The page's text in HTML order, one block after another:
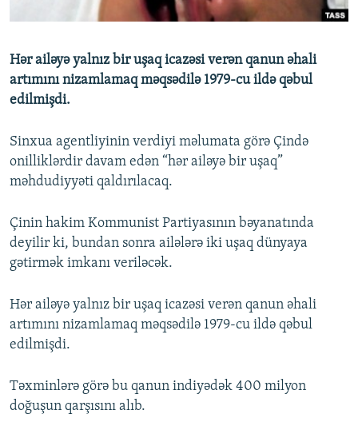
İZ - MƏDƏNIYYƏT PROQRAMI
MATERIALLARIMIZDAN ISTIFADƏ
BIZIMLƏ ƏLAQƏ
XƏBƏR BÜLLETENLƏRIMIZ
Hər ailəyə yalnız bir uşaq icazəsi verən qanun əhali
artımını nizamlamaq məqsədilə 1979-cu ildə qəbul
edilmişdi.
Sinxua agentliyinin verdiyi məlumata görə Çində
onilliklərdir davam edən “hər ailəyə bir uşaq”
məhdudiyyəti qaldırılacaq.
Çinin hakim Kommunist Partiyasının bəyanatında
deyilir ki, bundan sonra ailələrə iki uşaq dünyaya
gətirmək imkanı veriləcək.
Hər ailəyə yalnız bir uşaq icazəsi verən qanun əhali
artımını nizamlamaq məqsədilə 1979-cu ildə qəbul
edilmişdi.
Təxminlərə görə bu qanun indiyədək 400 milyon
doğuşun qarşısını alıb.